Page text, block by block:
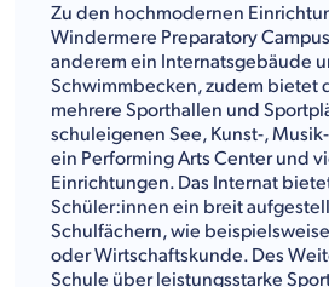
Zu den hochmodernen
Windermere Preparatory
anderem ein Internatsgebäude
Schwimmbecken, zudem bietet
mehrere Sporthallen und
schuleigenen See, Kunst-,
ein Performing Arts Center und
Einrichtungen. Das Internat
Schüler:innen ein breit
Schulfächern, wie
oder Wirtschaftskunde. Des
Schule über leistungsstarke